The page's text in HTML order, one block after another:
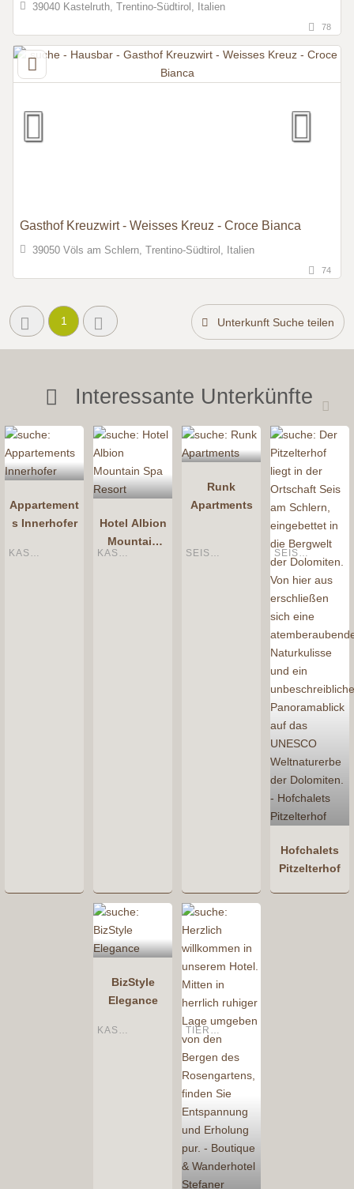
39040 Kastelruth, Trentino-Südtirol, Italien
78
Gasthof Kreuzwirt - Weisses Kreuz - Croce Bianca
39050 Völs am Schlern, Trentino-Südtirol, Italien
74
1 Unterkunft Suche teilen
Interessante Unterkünfte
Appartement
s Innerhofer
KASTELRUTH
Hotel Albion
Mountain
Spa Resort
KASTELRUTH
Runk
Apartments
SEIS AM SCHLERN
Hofchalets
Pitzelterhof
SEIS AM SCHLERN
BizStyle
Elegance
KASTELRUTH TIERS AM ROSENGARTEN